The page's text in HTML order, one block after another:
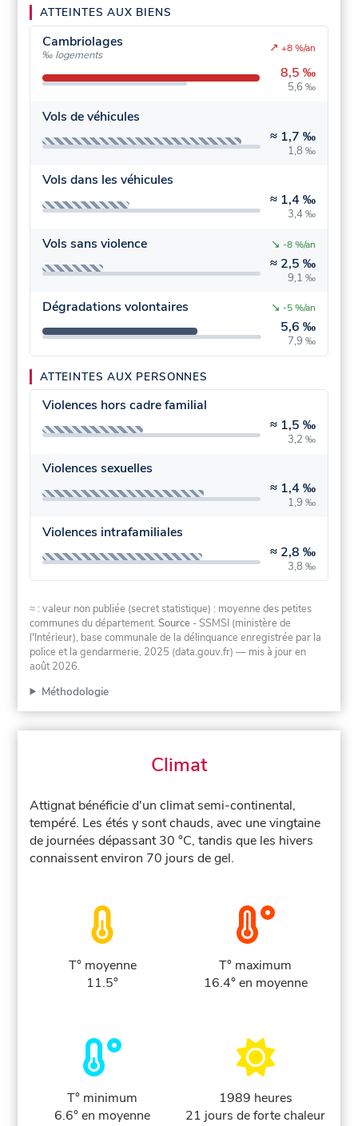
ATTEINTES AUX BIENS
Cambriolages
‰ logements
8,5 ‰
5,6 ‰
↗ +8 %/an
Vols de véhicules
≈ 1,7 ‰
1,8 ‰
Vols dans les véhicules
≈ 1,4 ‰
3,4 ‰
Vols sans violence
≈ 2,5 ‰
9,1 ‰
↘ -8 %/an
Dégradations volontaires
5,6 ‰
7,9 ‰
↘ -5 %/an
ATTEINTES AUX PERSONNES
Violences hors cadre familial
≈ 1,5 ‰
3,2 ‰
Violences sexuelles
≈ 1,4 ‰
1,9 ‰
Violences intrafamiliales
≈ 2,8 ‰
3,8 ‰
≈ : valeur non publiée (secret statistique) : moyenne des petites
communes du département.Source - SSMSI (ministère de
l'Intérieur), base communale de la délinquance enregistrée par la
police et la gendarmerie, 2025 (data.gouv.fr) — mis à jour en
août 2026.
Méthodologie
Climat
Attignat bénéficie d'un climat semi-continental,
tempéré. Les étés y sont chauds, avec une vingtaine
de journées dépassant 30 °C, tandis que les hivers
connaissent environ 70 jours de gel.
T° moyenne
11.5°
T° maximum
16.4° en moyenne
T° minimum
6.6° en moyenne
1989 heures
21 jours de forte chaleur